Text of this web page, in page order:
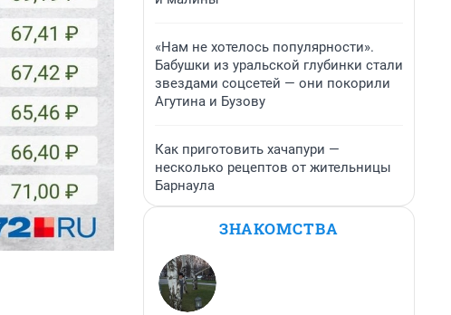
«Нам не хотелось популярности».
Бабушки из уральской глубинки стали
звездами соцсетей — они покорили
Агутина и Бузову
Как приготовить хачапури —
несколько рецептов от жительницы
Барнаула
ЗНАКОМСТВА